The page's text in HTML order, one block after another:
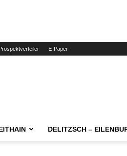
E-Paper
DELITZSCH –